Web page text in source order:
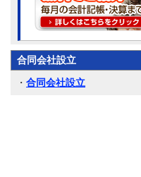
合同会社設立
・ 合同会社設立